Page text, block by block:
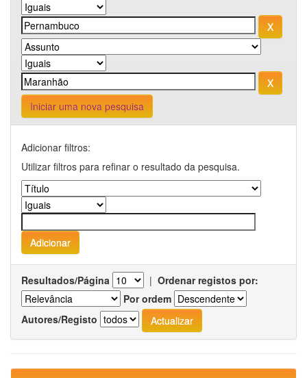
Iniciar uma nova pesquisa
Adicionar filtros:
Utilizar filtros para refinar o resultado da pesquisa.
Resultados/Página | Ordenar registos por:
Por ordem
Autores/Registo